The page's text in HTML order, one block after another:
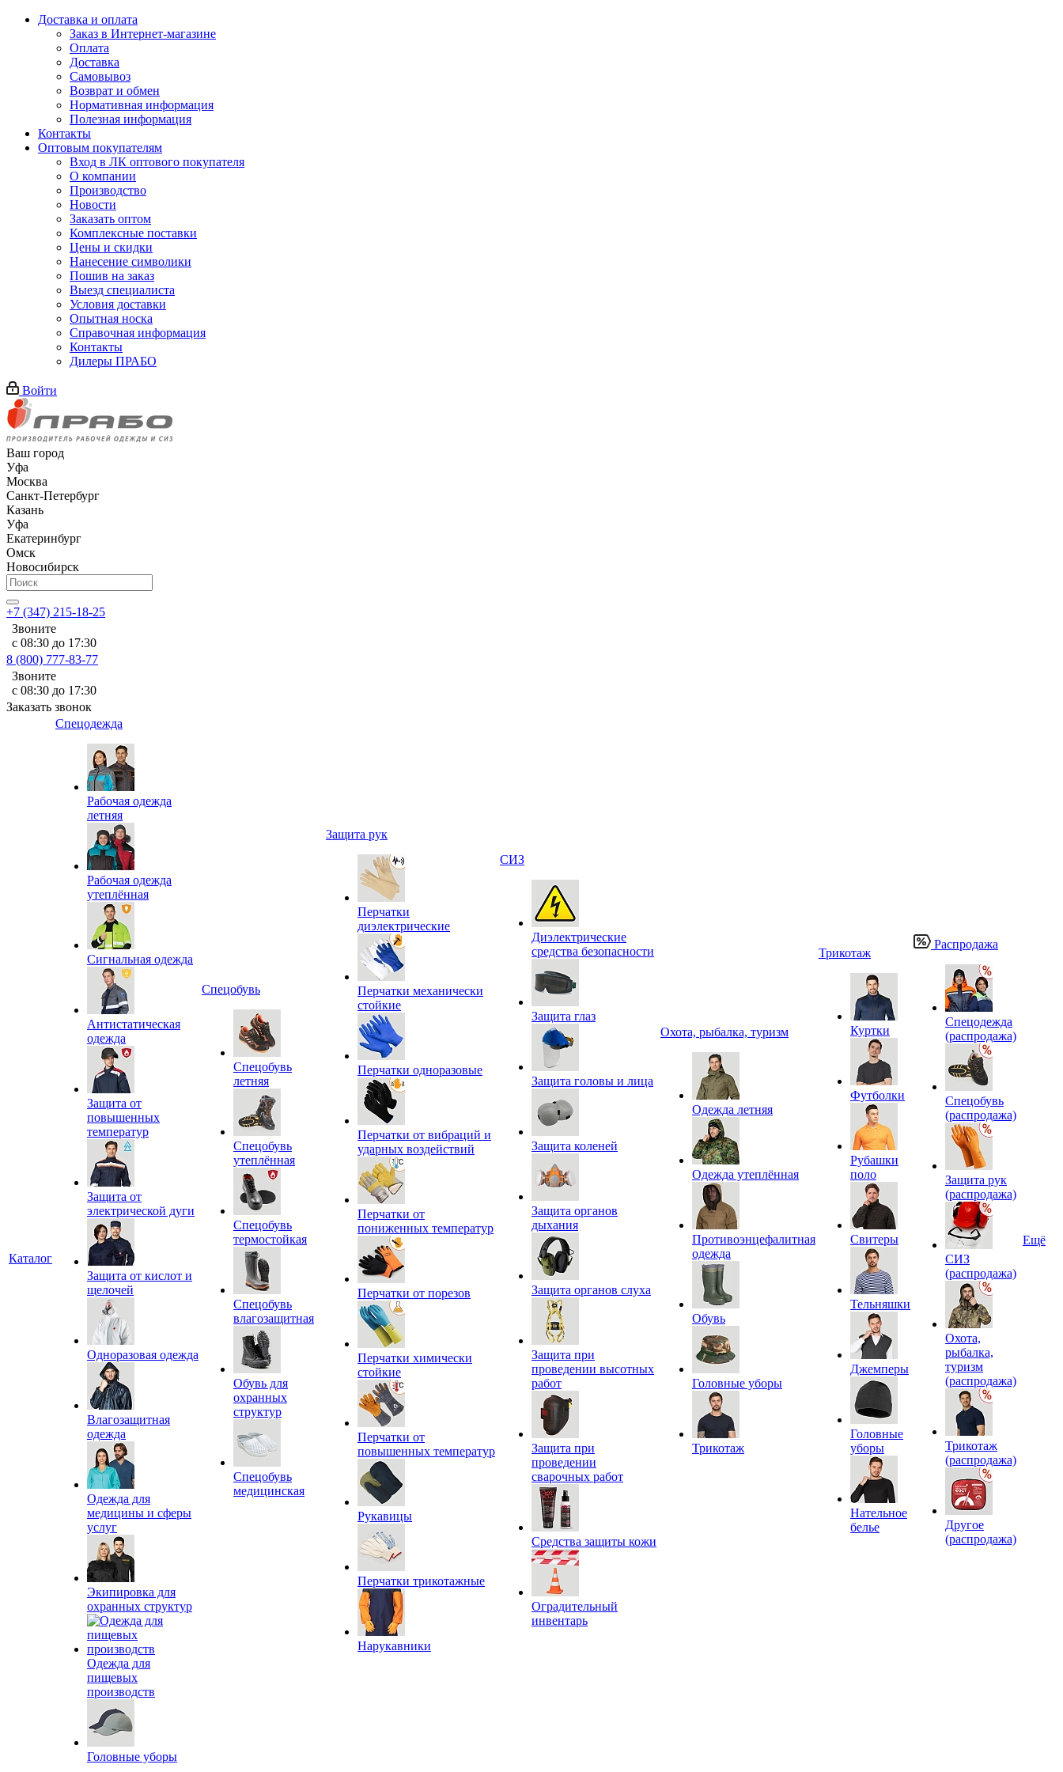
Доставка и оплата
Заказ в Интернет-магазине
Оплата
Доставка
Самовывоз
Возврат и обмен
Нормативная информация
Полезная информация
Контакты
Оптовым покупателям
Вход в ЛК оптового покупателя
О компании
Производство
Новости
Заказать оптом
Комплексные поставки
Цены и скидки
Нанесение символики
Пошив на заказ
Выезд специалиста
Условия доставки
Опытная носка
Справочная информация
Контакты
Дилеры ПРАБО
Войти
Ваш город
Уфа
Москва
Санкт-Петербург
Казань
Уфа
Екатеринбург
Омск
Новосибирск
+7 (347) 215-18-25
Звоните
с 08:30 до 17:30
8 (800) 777-83-77
Звоните
с 08:30 до 17:30
Заказать звонок
Каталог
Спецодежда
Рабочая одежда
летняя
Рабочая одежда
утеплённая
Сигнальная одежда
Антистатическая
одежда
Защита от
повышенных
температур
Защита от
электрической дуги
Защита от кислот и
щелочей
Одноразовая одежда
Влагозащитная
одежда
Одежда для
медицины и сферы
услуг
Экипировка для
охранных структур
Одежда для
пищевых
производств
Головные уборы
Спецобувь
Спецобувь
летняя
Спецобувь
утеплённая
Спецобувь
термостойкая
Спецобувь
влагозащитная
Обувь для
охранных
структур
Спецобувь
медицинская
Защита рук
Перчатки
диэлектрические
Перчатки механически
стойкие
Перчатки одноразовые
Перчатки от вибраций и
ударных воздействий
Перчатки от
пониженных температур
Перчатки от порезов
Перчатки химически
стойкие
Перчатки от
повышенных температур
Рукавицы
Перчатки трикотажные
Нарукавники
СИЗ
Диэлектрические
средства безопасности
Защита глаз
Защита головы и лица
Защита коленей
Защита органов
дыхания
Защита органов слуха
Защита при
проведении высотных
работ
Защита при
проведении
сварочных работ
Средства защиты кожи
Оградительный
инвентарь
Охота, рыбалка, туризм
Одежда летняя
Одежда утеплённая
Противоэнцефалитная
одежда
Обувь
Головные уборы
Трикотаж
Трикотаж
Куртки
Футболки
Рубашки
поло
Свитеры
Тельняшки
Джемперы
Головные
уборы
Нательное
белье
Распродажа
Спецодежда
(распродажа)
Спецобувь
(распродажа)
Защита рук
(распродажа)
СИЗ
(распродажа)
Охота,
рыбалка,
туризм
(распродажа)
Трикотаж
(распродажа)
Другое
(распродажа)
Ещё